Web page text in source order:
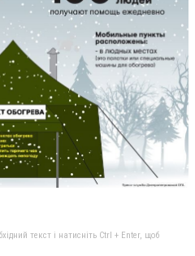
текст і натисніть Ctrl + Enter, щоб